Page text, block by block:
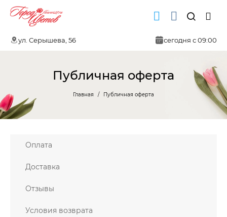
ул. Серышева, 56 сегодня с 09:00
Публичная оферта
Главная Публичная оферта
Оплата
Доставка
Отзывы
Условия возврата